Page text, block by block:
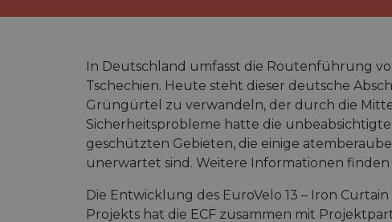
In Deutschland umfasst die Routenführung
Tschechien. Heute steht dieser deutsche
Grüngürtel zu verwandeln, der durch die
Sicherheitsprobleme hatte die
geschützten Gebieten, die einige
unerwartet sind. Weitere Informationen
Die Entwicklung des EuroVelo 13 – Iron
Projekts hat die ECF zusammen mit